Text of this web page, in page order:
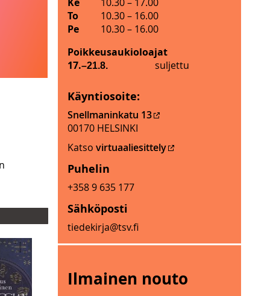
m
ä
ä
n
u
k
i
o
l
a
j
t
j
o
To
10.30– 16.00
Pe
10.30– 16.00
M
y
m
ä
l
ä
a
u
i
o
j
Poikkeusaukioloajat
17.–21.8. suljettu
Käyntiosoite:
Snellmaninkatu 13
00170 HELSINKI
Katso virtuaaliesittely
Puhelin
+358 9 635 177
Sähköposti
tiedekirja@tsv.fi
Ilmainen nouto